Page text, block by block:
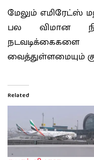
மேலும் எமிரேட்ஸ்
பல விமான
நடவடிக்கைகளை
வைத்துள்ளமையும்
Related